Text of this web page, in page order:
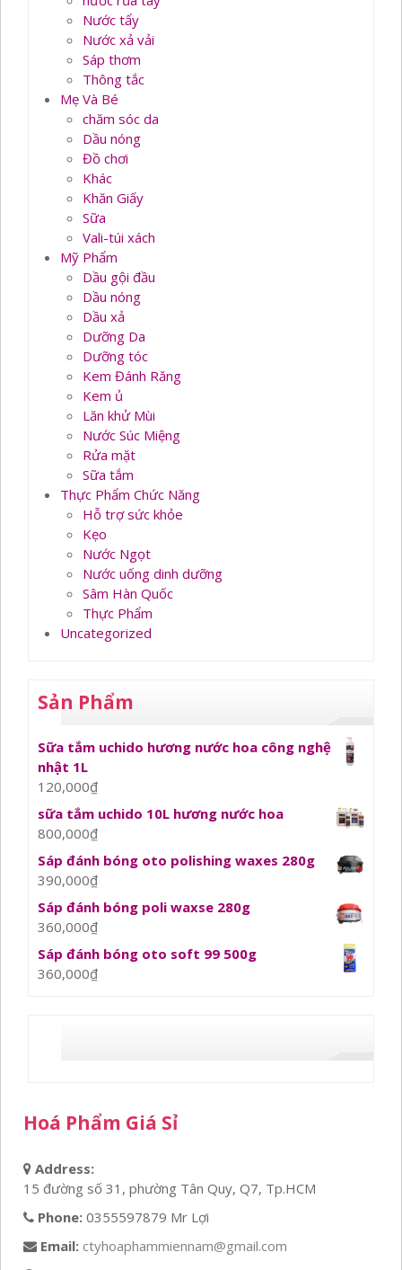
Nước tẩy
Nước xả vải
Sáp thơm
Thông tắc
Mẹ Và Bé
chăm sóc da
Dầu nóng
Đồ chơi
Khác
Khăn Giấy
Sữa
Vali-túi xách
Mỹ Phẩm
Dầu gội đầu
Dầu nóng
Dầu xả
Dưỡng Da
Dưỡng tóc
Kem Đánh Răng
Kem ủ
Lăn khử Mùi
Nước Súc Miệng
Rửa mặt
Sữa tắm
Thực Phẩm Chức Năng
Hỗ trợ sức khỏe
Kẹo
Nước Ngọt
Nước uống dinh dưỡng
Sâm Hàn Quốc
Thực Phẩm
Uncategorized
Sản Phẩm
Sữa tắm uchido hương nước hoa công nghệ
nhật 1L
120,000₫
sữa tắm uchido 10L hương nước hoa
800,000₫
Sáp đánh bóng oto polishing waxes 280g
390,000₫
Sáp đánh bóng poli waxse 280g
360,000₫
Sáp đánh bóng oto soft 99 500g
360,000₫
Hoá Phẩm Giá Sỉ
Address:
15 đường số 31, phường Tân Quy, Q7, Tp.HCM
Phone: 0355597879 Mr Lợi
Email: ctyhoaphammiennam@gmail.com